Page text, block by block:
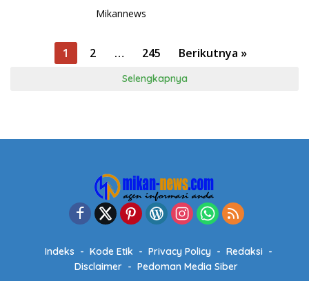
Mikannews
1 2 … 245 Berikutnya »
Selengkapnya
Indeks Kode Etik Privacy Policy
Redaksi
Disclaimer
Pedoman Media Siber